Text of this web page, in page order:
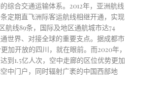
综合交通运输体系。2012年，亚洲航线
定期直飞洲际客运航线相继开通，实现
航线89条，国际及地区通航城市达74
世界、对接全球的重要支点。据成都市
加开放的四川，就在眼前。而2020年，
到1.5亿人次，空中走廊的区位优势更加
中门户，同时辐射广袤的中国西部地